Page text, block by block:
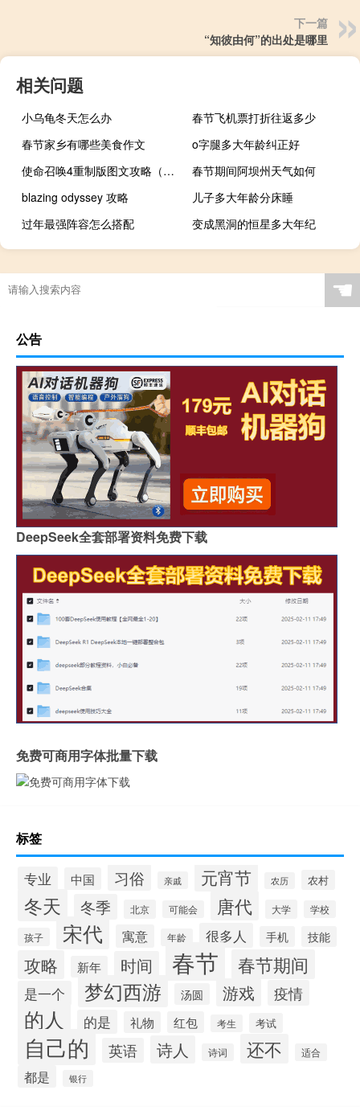
下一篇
“知彼由何”的出处是哪里
相关问题
小乌龟冬天怎么办
春节飞机票打折往返多少
春节家乡有哪些美食作文
o字腿多大年龄纠正好
使命召唤4重制版图文攻略（全流程全收集流程图文攻略）
春节期间阿坝州天气如何
blazing odyssey 攻略
儿子多大年龄分床睡
过年最强阵容怎么搭配
变成黑洞的恒星多大年纪
☚
公告
DeepSeek全套部署资料免费下载
免费可商用字体批量下载
标签
专业 中国 习俗 亲戚 元宵节 农历 农村
冬天 冬季 北京 可能会 唐代 大学 学校
孩子 宋代 寓意 年龄 很多人 手机 技能
攻略 新年 时间 春节 春节期间
是一个 梦幻西游 汤圆 游戏 疫情
的人 的是 礼物 红包 考生 考试
自己的 英语 诗人 诗词 还不 适合
都是 银行